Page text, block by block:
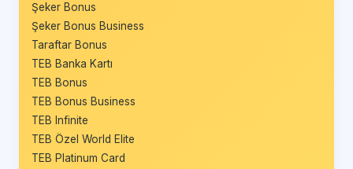
Şeker Bonus
Şeker Bonus Business
Taraftar Bonus
TEB Banka Kartı
TEB Bonus
TEB Bonus Business
TEB Infinite
TEB Özel World Elite
TEB Platinum Card